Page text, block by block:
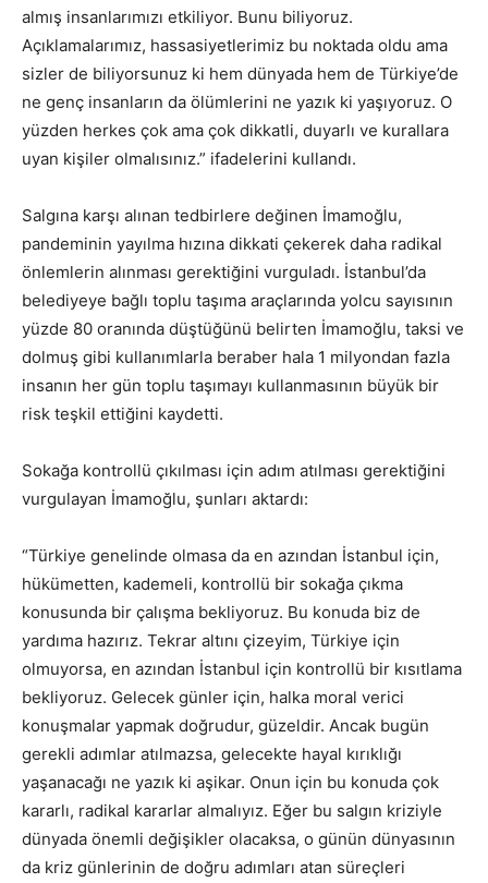
almış insanlarımızı etkiliyor. Bunu biliyoruz.
Açıklamalarımız, hassasiyetlerimiz bu noktada oldu ama
sizler de biliyorsunuz ki hem dünyada hem de Türkiye’de
ne genç insanların da ölümlerini ne yazık ki yaşıyoruz. O
yüzden herkes çok ama çok dikkatli, duyarlı ve kurallara
uyan kişiler olmalısınız.” ifadelerini kullandı.
Salgına karşı alınan tedbirlere değinen İmamoğlu,
pandeminin yayılma hızına dikkati çekerek daha radikal
önlemlerin alınması gerektiğini vurguladı. İstanbul’da
belediyeye bağlı toplu taşıma araçlarında yolcu sayısının
yüzde 80 oranında düştüğünü belirten İmamoğlu, taksi ve
dolmuş gibi kullanımlarla beraber hala 1 milyondan fazla
insanın her gün toplu taşımayı kullanmasının büyük bir
risk teşkil ettiğini kaydetti.
Sokağa kontrollü çıkılması için adım atılması gerektiğini
vurgulayan İmamoğlu, şunları aktardı:
“Türkiye genelinde olmasa da en azından İstanbul için,
hükümetten, kademeli, kontrollü bir sokağa çıkma
konusunda bir çalışma bekliyoruz. Bu konuda biz de
yardıma hazırız. Tekrar altını çizeyim, Türkiye için
olmuyorsa, en azından İstanbul için kontrollü bir kısıtlama
bekliyoruz. Gelecek günler için, halka moral verici
konuşmalar yapmak doğrudur, güzeldir. Ancak bugün
gerekli adımlar atılmazsa, gelecekte hayal kırıklığı
yaşanacağı ne yazık ki aşikar. Onun için bu konuda çok
kararlı, radikal kararlar almalıyız. Eğer bu salgın kriziyle
dünyada önemli değişikler olacaksa, o günün dünyasının
da kriz günlerinin de doğru adımları atan süreçleri